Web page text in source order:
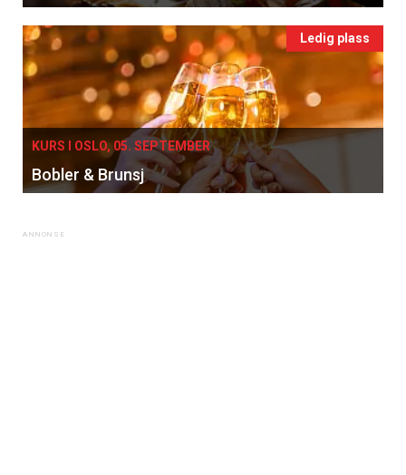
Ledig plass
KURS I OSLO, 05. SEPTEMBER
Bobler & Brunsj